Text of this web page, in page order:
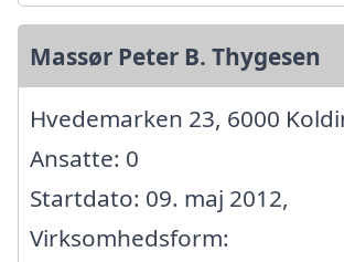
Massør Peter B. Thygesen
Hvedemarken 23, 6000
Ansatte: 0
Startdato: 09. maj 2012,
Virksomhedsform: